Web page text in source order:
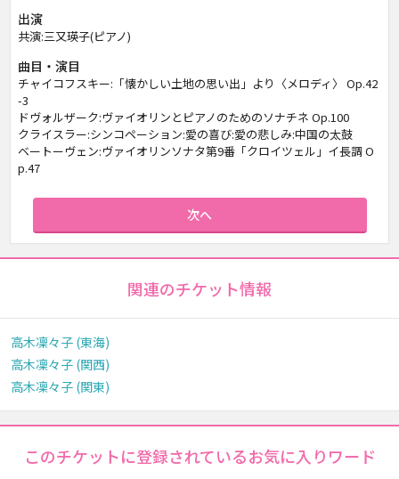
出演
共演:三又瑛子(ピアノ)
曲目・演目
チャイコフスキー:「懐かしい土地の思い出」より〈メロディ〉 Op.42
-3
ドヴォルザーク:ヴァイオリンとピアノのためのソナチネ Op.100
クライスラー:シンコペーション:愛の喜び:愛の悲しみ:中国の太鼓
ベートーヴェン:ヴァイオリンソナタ第9番「クロイツェル」イ長調 O
p.47
次へ
関連のチケット情報
高木凜々子 (東海)
高木凜々子 (関西)
高木凜々子 (関東)
このチケットに登録されているお気に入りワード